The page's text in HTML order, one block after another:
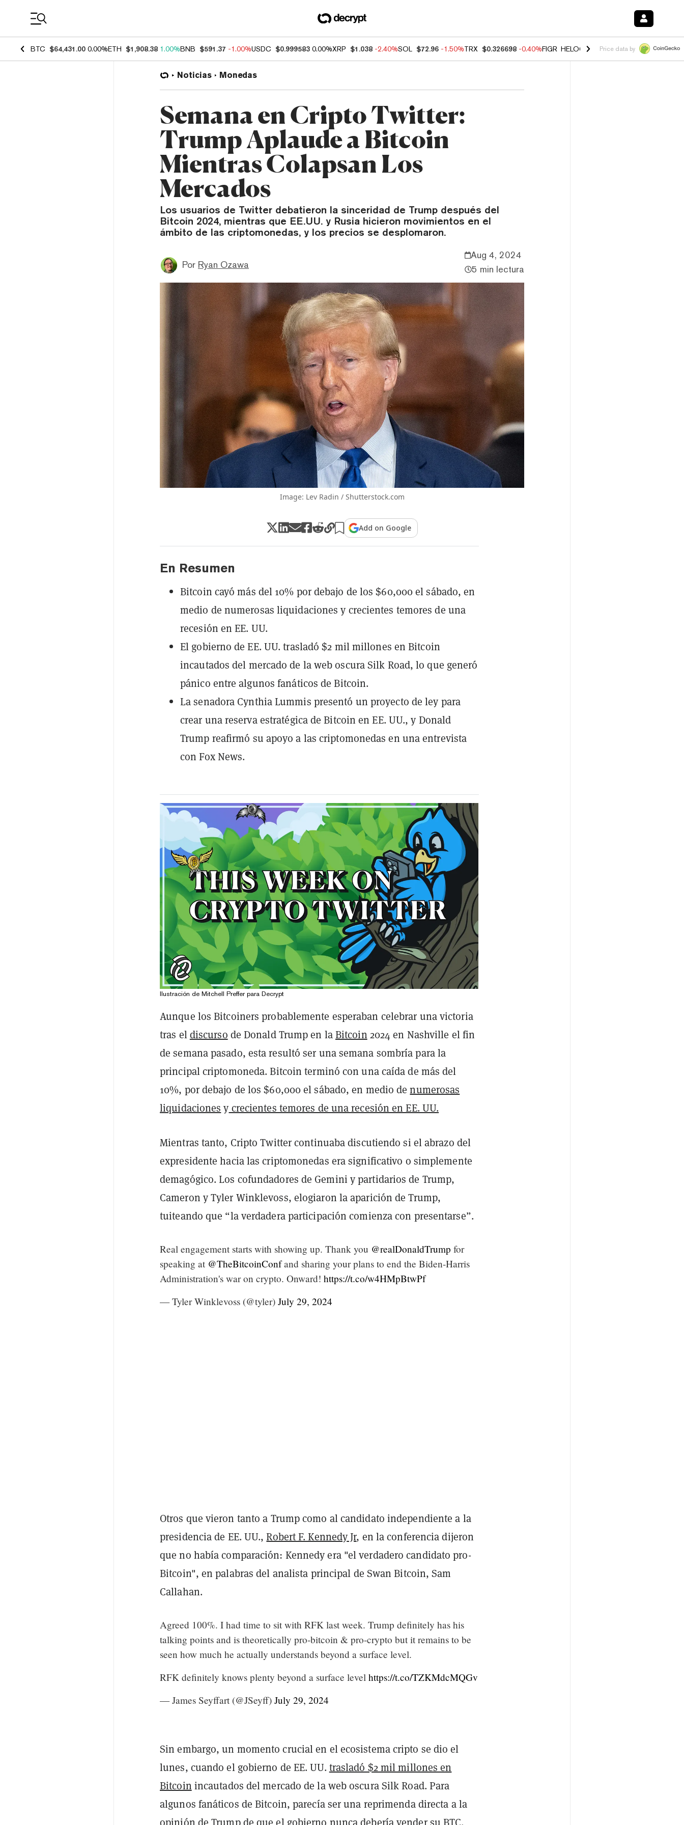
BTC $64,431.00 0.00%ETH $1,908.38 1.00%BNB $591.37 -1.00%USDC $0.999583 0.00%XRP $1.038 -2.40%SOL $72.96 -1.50%TRX $0.326698 -0.40%FIGR_HELOC $1.018 -0.70% HYPE $56.03
Price data by
Noticias Monedas
Semana en Cripto Twitter:
Trump Aplaude a Bitcoin
Mientras Colapsan Los
Mercados
Los usuarios de Twitter debatieron la sinceridad de Trump después del
Bitcoin 2024, mientras que EE.UU. y Rusia hicieron movimientos en el
ámbito de las criptomonedas, y los precios se desplomaron.
Por Ryan Ozawa
Aug 4, 2024
5 min lectura
Image: Lev Radin / Shutterstock.com
Add on Google
En Resumen
Bitcoin cayó más del 10% por debajo de los $60,000 el sábado, en
medio de numerosas liquidaciones y crecientes temores de una
recesión en EE. UU.
El gobierno de EE. UU. trasladó $2 mil millones en Bitcoin
incautados del mercado de la web oscura Silk Road, lo que generó
pánico entre algunos fanáticos de Bitcoin.
La senadora Cynthia Lummis presentó un proyecto de ley para
crear una reserva estratégica de Bitcoin en EE. UU., y Donald
Trump reafirmó su apoyo a las criptomonedas en una entrevista
con Fox News.
Ilustración de Mitchell Preffer para Decrypt
Aunque los Bitcoiners probablemente esperaban celebrar una victoria
tras eldiscurso de Donald Trump en laBitcoin 2024 en Nashville el fin
de semana pasado, esta resultó ser una semana sombría para la
principal criptomoneda. Bitcoin terminó con una caída de más del
10%, por debajo de los $60,000 el sábado, en medio denumerosas
liquidaciones y crecientes temores de una recesión en EE. UU.
Mientras tanto, Cripto Twitter continuaba discutiendo si el abrazo del
expresidente hacia las criptomonedas era significativo o simplemente
demagógico. Los cofundadores de Gemini y partidarios de Trump,
Cameron y Tyler Winklevoss, elogiaron la aparición de Trump,
tuiteando que “la verdadera participación comienza con presentarse”.
Real engagement starts with showing up. Thank you @realDonaldTrump for
speaking at @TheBitcoinConfand sharing your plans to end the Biden-Harris
Administration's war on crypto. Onward! https://t.co/w4HMpBtwPf
— Tyler Winklevoss (@tyler) July 29, 2024
Otros que vieron tanto a Trump como al candidato independiente a la
presidencia de EE. UU.,Robert F. Kennedy Jr, en la conferencia dijeron
que no había comparación: Kennedy era "el verdadero candidato pro-
Bitcoin", en palabras del analista principal de Swan Bitcoin, Sam
Callahan.
Agreed 100%. I had time to sit with RFK last week. Trump definitely has his
talking points and is theoretically pro-bitcoin & pro-crypto but it remains to be
seen how much he actually understands beyond a surface level.
RFK definitely knows plenty beyond a surface level https://t.co/TZKMdcMQGv
— James Seyffart (@JSeyff) July 29, 2024
Sin embargo, un momento crucial en el ecosistema cripto se dio el
lunes, cuando el gobierno de EE. UU. trasladó $2 mil millones en
Bitcoin incautados del mercado de la web oscura Silk Road. Para
algunos fanáticos de Bitcoin, parecía ser una reprimenda directa a la
opinión de Trump de que el gobierno nunca debería vender su BTC.